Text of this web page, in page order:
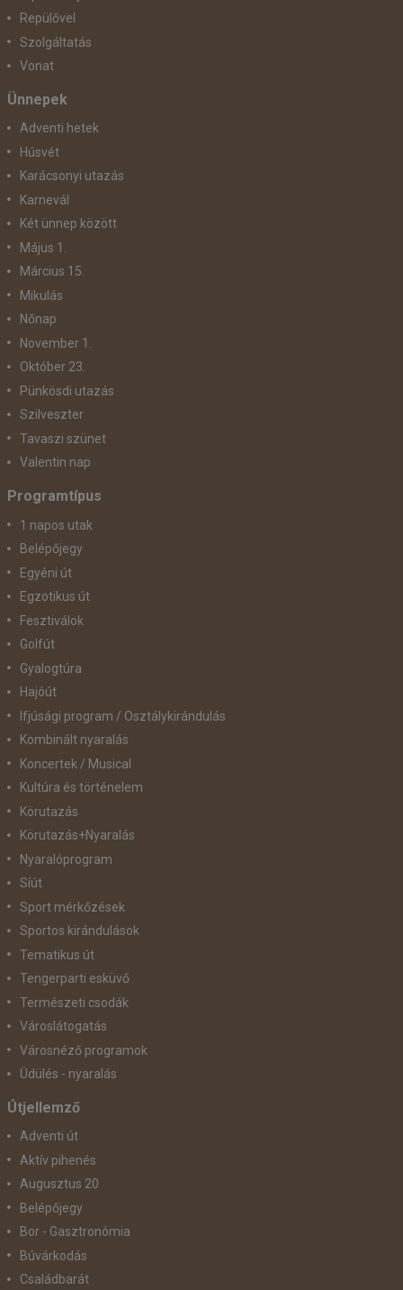
Repülővel
Szolgáltatás
Vonat
Ünnepek
Adventi hetek
Húsvét
Karácsonyi utazás
Karnevál
Két ünnep között
Május 1.
Március 15.
Mikulás
Nőnap
November 1.
Október 23.
Pünkösdi utazás
Szilveszter
Tavaszi szünet
Valentin nap
Programtípus
1 napos utak
Belépőjegy
Egyéni út
Egzotikus út
Fesztiválok
Golfút
Gyalogtúra
Hajóút
Ifjúsági program / Osztálykirándulás
Kombinált nyaralás
Koncertek / Musical
Kultúra és történelem
Körutazás
Körutazás+Nyaralás
Nyaralóprogram
Síút
Sport mérkőzések
Sportos kirándulások
Tematikus út
Tengerparti esküvő
Természeti csodák
Városlátogatás
Városnéző programok
Üdülés - nyaralás
Útjellemző
Adventi út
Aktív pihenés
Augusztus 20
Belépőjegy
Bor - Gasztronómia
Búvárkodás
Családbarát